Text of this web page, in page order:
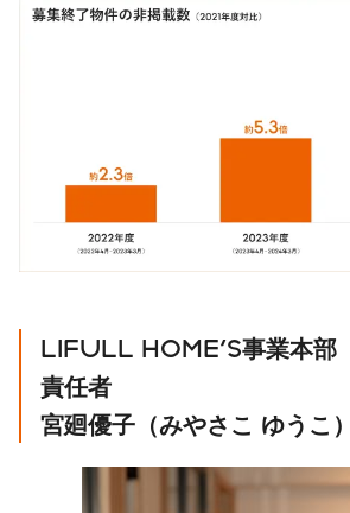
LIFULL HOME'S事業本
責任者
宮廻優子（みやさこ ゆうこ